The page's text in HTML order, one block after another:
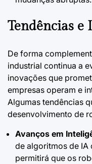
Tendências e
De forma
industrial continua a
inovações que
empresas operam e
Algumas tendências
desenvolvimento de
Avanços em
de algoritmos de
permitirá que os